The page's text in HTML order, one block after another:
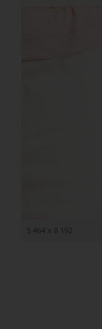
5 464 x 8 192